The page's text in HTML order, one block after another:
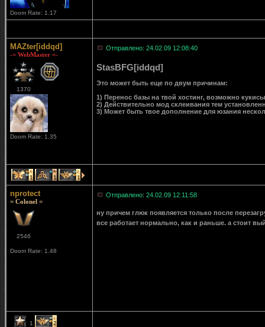
Doom Rate: 1.17
MAZter[iddqd]
-= WebMaster =-
1370
Doom Rate: 1.35
Отправлено: 24.02.09 12:08:40
StasBFG[iddqd]
Это может быть еще по двум причинам:
1) Перенос базы на твой хостинг, возможно
2) Действительно мод склеивания тем
3) Может быть твое дополнение для юзания
1 1 1
nprotect
= Colonel =
2546
Doom Rate: 1.48
Отправлено: 24.02.09 12:11:58
ну причем глюк появляется только после
все работает нормально, как и раньше. а стоит
1 2